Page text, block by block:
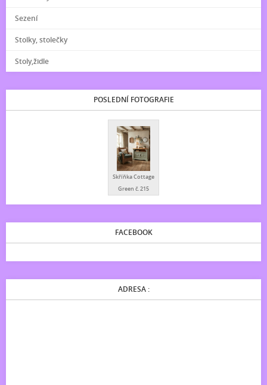
Sezení
Stolky, stolečky
Stoly,židle
POSLEDNÍ FOTOGRAFIE
Skříňka Cottage
Green č. 215
FACEBOOK
ADRESA :